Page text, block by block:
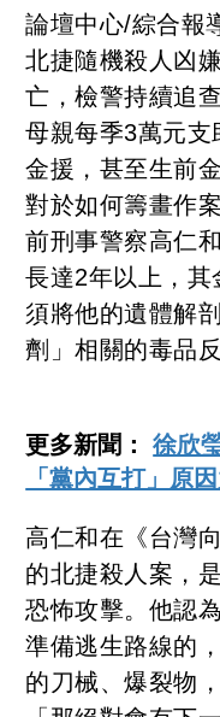
論壇中心/綜合報
北捷隨機殺人凶
亡，檢警持續追
母親每季3萬元
金援，甚至生前
對於如何籌畫作
前刑事警察高仁
長達2年以上，
須將他的遺體解
劑」相關的毒品反
更多新聞：徐欣
「黨內互打」原
高仁和在《台灣
的北捷殺人案，
恐怖攻擊。他認
準備逃生路線的
的刀械、爆裂物